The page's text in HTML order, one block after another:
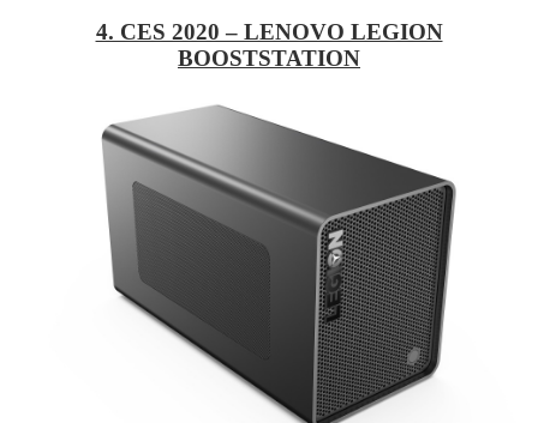
4. CES 2020 – LENOVO LEGION
BOOSTSTATION